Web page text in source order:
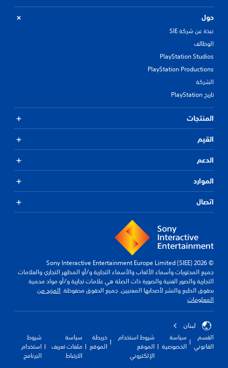
حول
نبذة عن شركة SIE
الوظائف
PlayStation Studios
PlayStation Productions
الشركة
تاريخ PlayStation
المنتجات
القيم
الدعم
الموارد
اتصال
© 2026 Sony Interactive Entertainment Europe Limited (SIEE)
جميع المحتويات وأسماء الألعاب والأسماء التجارية و/أو المظهر التجاري والعلامات
التجارية والصور الفنية والصورة ذات الصلة هي علامات تجارية و/أو مواد محمية
بحقوق الطبع والنشر لأصحابها المعنيين. جميع الحقوق محفوظة. المزيد من
المعلومات
لبنان
القسم
القانوني
سياسة
الخصوصية
شروط استخدام
الموقع
الإلكتروني
خريطة
الموقع
سياسة
ملفات تعريف
الارتباط
شروط
استخدام
البرنامج